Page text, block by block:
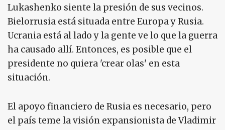
Lukashenko siente la presión de sus vecinos.
Bielorrusia está situada entre Europa y Rusia.
Ucrania está al lado y la gente ve lo que la guerra
ha causado allí. Entonces, es posible que el
presidente no quiera 'crear olas' en esta
situación.
El apoyo financiero de Rusia es necesario, pero
el país teme la visión expansionista de Vladimir